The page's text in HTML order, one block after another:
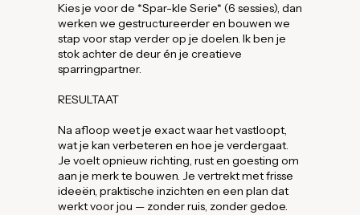
Kies je voor de *Spar-kle Serie* (6 sessies), dan
werken we gestructureerder en bouwen we
stap voor stap verder op je doelen. Ik ben je
stok achter de deur én je creatieve
sparringpartner.
RESULTAAT
Na afloop weet je exact waar het vastloopt,
wat je kan verbeteren en hoe je verdergaat.
Je voelt opnieuw richting, rust en goesting om
aan je merk te bouwen. Je vertrekt met frisse
ideeën, praktische inzichten en een plan dat
werkt voor jou — zonder ruis, zonder gedoe.